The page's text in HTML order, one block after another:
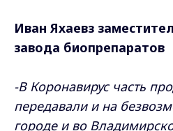
Иван Яхаевз
завода биопрепаратов
-В Коронавирус часть
передавали и на
городе и во